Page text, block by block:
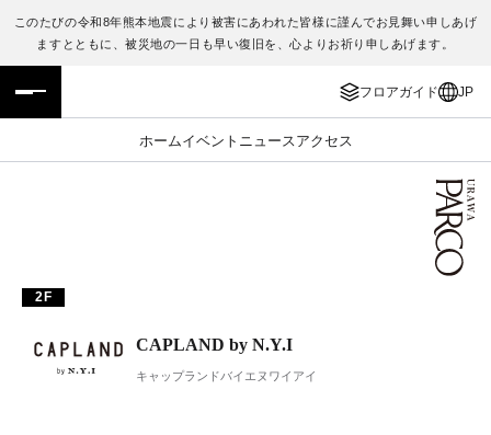
このたびの令和8年熊本地震により被害にあわれた皆様に謹んでお見舞い申しあげ
ますとともに、被災地の一日も早い復旧を、心よりお祈り申しあげます。
フロアガイド JP
ホームイベント ニュース アクセス
フロアガイド
施設案内・アクセス
ENGLISH
繁体字
2F
CAPLAND by N.Y.I
キャップランドバイエヌワイアイ